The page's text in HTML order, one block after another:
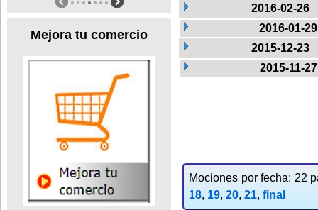
Mejora tu comercio
2016-02-26
2016-01-29
2015-12-23
2015-11-27
Mociones por fecha: 22
18, 19, 20, 21, final